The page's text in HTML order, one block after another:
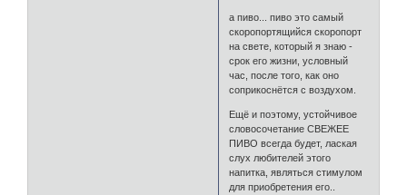
а пиво... пиво это самый
скоропортящийся скоропорт
на свете, который я знаю -
срок его жизни, условный
час, после того, как оно
соприкоснётся с воздухом.
Ещё и поэтому, устойчивое
словосочетание СВЕЖЕЕ
ПИВО всегда будет, лаская
слух любителей этого
напитка, являться стимулом
для приобретения его..